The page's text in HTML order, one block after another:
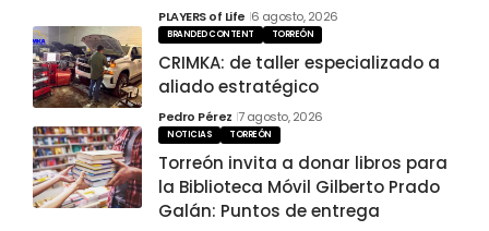
PLAYERS of Life 6 agosto, 2026
BRANDED CONTENT TORREÓN
CRIMKA: de taller especializado a
aliado estratégico
Pedro Pérez 7 agosto, 2026
NOTICIAS TORREÓN
Torreón invita a donar libros para
la Biblioteca Móvil Gilberto Prado
Galán: Puntos de entrega